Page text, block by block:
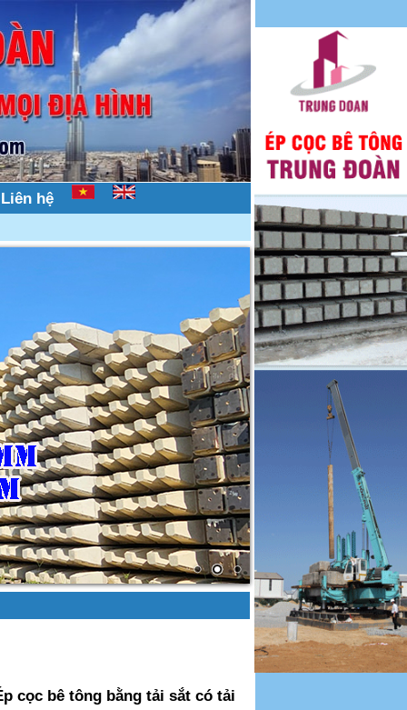
Liên hệ
cọc bê tông trên mọi địa hình, nhà dân, nhà phố, hẻm
cọc bê tông bằng tải sắt có tải